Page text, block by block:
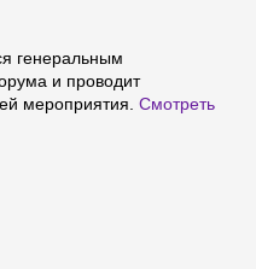
генеральным
и проводит
мероприятия. Смотреть